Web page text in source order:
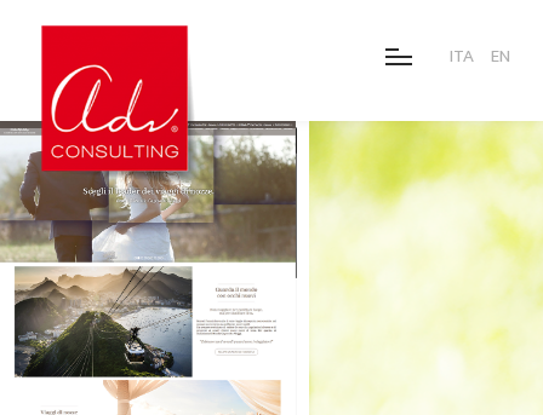
ITA EN